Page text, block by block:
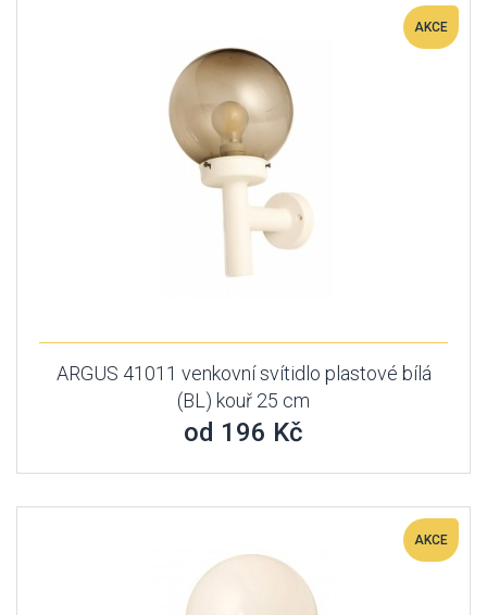
AKCE
ARGUS 41011 venkovní svítidlo plastové bílá
(BL) kouř 25 cm
od 196 Kč
AKCE